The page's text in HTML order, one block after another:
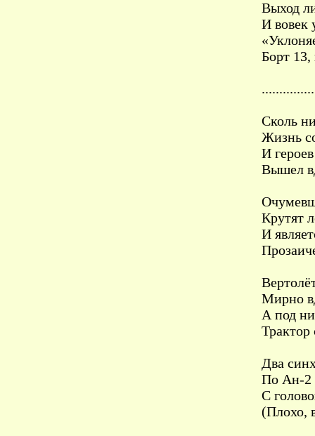
Выход
И вовек
Борт
Сколь
Жизнь
И
Вышел
Крутят
И
Мирно
А под
Трактор
Два
По Ан-2
С
(Плохо,